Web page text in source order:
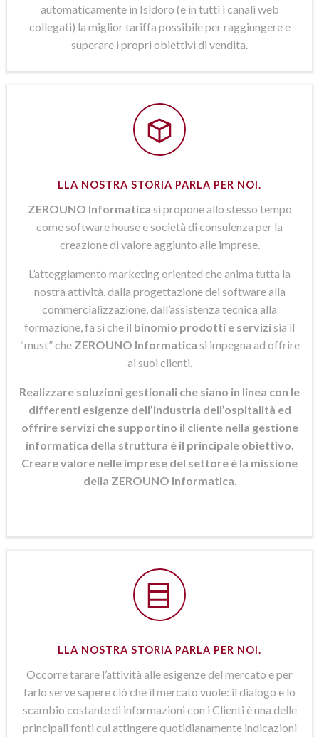
automaticamente in Isidoro (e in tutti i canali web
collegati) la miglior tariffa possibile per raggiungere e
superare i propri obiettivi di vendita.
LLA NOSTRA STORIA PARLA PER NOI.
ZEROUNO Informatica si propone allo stesso tempo
come software house e società di consulenza per la
creazione di valore aggiunto alle imprese.
L’atteggiamento marketing oriented che anima tutta la
nostra attività, dalla progettazione dei software alla
commercializzazione, dall’assistenza tecnica alla
formazione, fa si che il binomio prodotti e servizisia il
“must” che ZEROUNO Informatica si impegna ad offrire
ai suoi clienti.
Realizzare soluzioni gestionali che siano in linea con le
differenti esigenze dell’industria dell’ospitalità ed
offrire servizi che supportino il cliente nella gestione
informatica della struttura è il principale obiettivo.
Creare valore nelle imprese del settore è la missione
della ZEROUNO Informatica
LLA NOSTRA STORIA PARLA PER NOI.
Occorre tarare l’attività alle esigenze del mercato e per
farlo serve sapere ciò che il mercato vuole: il dialogo e lo
scambio costante di informazioni con i Clienti è una delle
principali fonti cui attingere quotidianamente indicazioni